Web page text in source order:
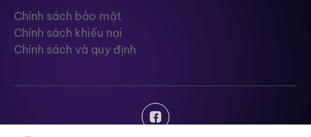
Chính sách bảo mật
Chính sách khiếu nại
Chính sách và quy định